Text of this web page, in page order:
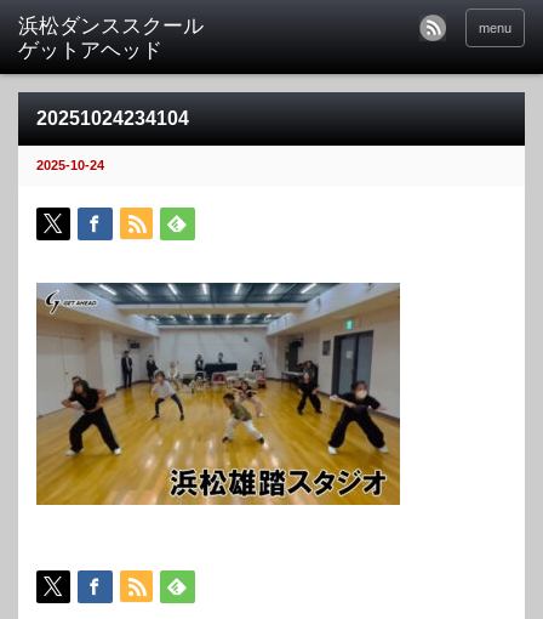
menu
20251024234104
2025-10-24